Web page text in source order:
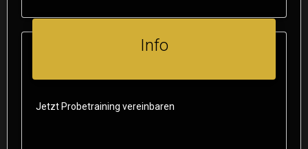
Info
Jetzt Probetraining vereinbaren